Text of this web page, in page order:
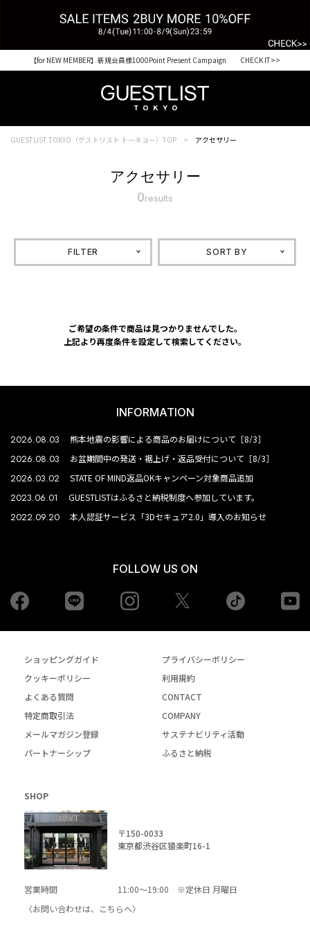
Shopping from outside Japan? Visit our Global Site here. >>
【for NEW MEMBER】新規会員様1000Point Present Campaign CHECK IT>>
GUESTLIST TOKYO（ゲストリスト トーキョー）TOP アクセサリー
アクセサリー
0results
FILTER SORT BY
ご希望の条件で商品は見つかりませんでした。
上記より再度条件を設定して検索してください。
INFORMATION
2026.08.03 熊本地震の影響による商品のお届けについて［8/3］
2026.08.03 お盆期間中の発送・裾上げ・返品受付について［8/3］
2026.03.02 STATE OF MIND返品OKキャンペーン対象商品追加
2023.06.01 GUESTLISTはふるさと納税制度へ参加しています。
2022.09.20 本人認証サービス「3Dセキュア2.0」導入のお知らせ
FOLLOW US ON
Facebook Instagram tiktok
ショッピングガイド
プライバシーポリシー
クッキーポリシー
利用規約
よくある質問
CONTACT
特定商取引法
COMPANY
メールマガジン登録
サステナビリティ活動
パートナーシップ
ふるさと納税
SHOP
〒150-0033
東京都渋谷区猿楽町16-1
営業時間
11:00～19:00 ※定休日 月曜日
〈お問い合わせは、
こちらへ〉